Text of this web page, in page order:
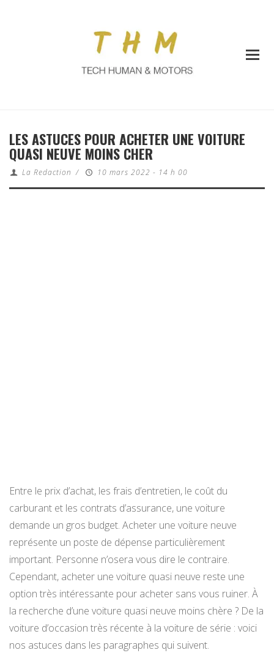
LES ASTUCES POUR ACHETER UNE VOITURE
QUASI NEUVE MOINS CHER
La Redaction / 10 mars 2022 - 14 h 00
Entre le prix d’achat, les frais d’entretien, le coût du
carburant et les contrats d’assurance, une voiture
demande un gros budget. Acheter une voiture neuve
représente un poste de dépense particulièrement
important. Personne n’osera vous dire le contraire.
Cependant, acheter une voiture quasi neuve reste une
option très intéressante pour acheter sans vous ruiner. À
la recherche d’une voiture quasi neuve moins chère ? De la
voiture d’occasion très récente à la voiture de série : voici
nos astuces dans les paragraphes qui suivent.